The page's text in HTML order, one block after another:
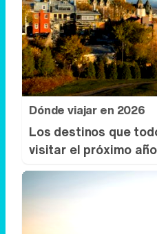
Dónde viajar en 2026
Los destinos que
visitar el próximo año